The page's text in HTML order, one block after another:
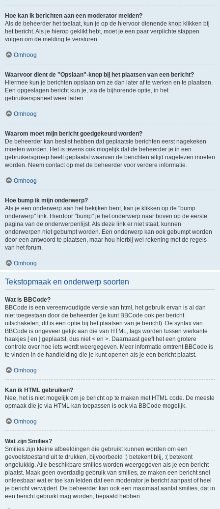
Hoe kan ik berichten aan een moderator melden?
Als de beheerder het toelaat, kun je op de hiervoor dienende knop klikken bij
het bericht. Als je hierop geklikt hebt, moet je een paar verplichte stappen
volgen om de melding te versturen.
Omhoog
Waarvoor dient de "Opslaan"-knop bij het plaatsen van een bericht?
Hiermee kun je berichten opslaan om ze dan later af te werken en te plaatsen.
Een opgeslagen bericht kun je, via de bijhorende optie, in het
gebruikerspaneel weer laden.
Omhoog
Waarom moet mijn bericht goedgekeurd worden?
De beheerder kan beslist hebben dat geplaatste berichten eerst nagekeken
moeten worden. Het is tevens ook mogelijk dat de beheerder je in een
gebruikersgroep heeft geplaatst waarvan de berichten altijd nagelezen moeten
worden. Neem contact op met de beheerder voor verdere informatie.
Omhoog
Hoe bump ik mijn onderwerp?
Als je een onderwerp aan het bekijken bent, kan je klikken op de "bump
onderwerp" link. Hierdoor "bump" je het onderwerp naar boven op de eerste
pagina van de onderwerpenlijst. Als deze link er niet staat, kunnen
onderwerpen niet gebumpt worden. Een onderwerp kan ook gebumpt worden
door een antwoord te plaatsen, maar hou hierbij wel rekening met de regels
van het forum.
Omhoog
Tekstopmaak en onderwerp soorten
Wat is BBCode?
BBCode is een vereenvoudigde versie van html, het gebruik ervan is al dan
niet toegestaan door de beheerder (je kunt BBCode ook per bericht
uitschakelen, dit is een optie bij het plaatsen van je bericht). De syntax van
BBCode is ongeveer gelijk aan die van HTML, tags worden tussen vierkante
haakjes [ en ] geplaatst, dus niet < en >. Daarnaast geeft het een grotere
controle over hoe iets wordt weergegeven. Meer informatie omtrent BBCode is
te vinden in de handleiding die je kunt openen als je een bericht plaatst.
Omhoog
Kan ik HTML gebruiken?
Nee, het is niet mogelijk om je bericht op te maken met HTML code. De meeste
opmaak die je via HTML kan toepassen is ook via BBCode mogelijk.
Omhoog
Wat zijn Smilies?
Smilies zijn kleine afbeeldingen die gebruikt kunnen worden om een
gevoelstoestand uit te drukken, bijvoorbeeld :) betekent blij, :( betekent
ongelukkig. Alle beschikbare smilies worden weergegeven als je een bericht
plaatst. Maak geen overdadig gebruik van smilies, ze maken een bericht snel
onleesbaar wat er toe kan leiden dat een moderator je bericht aanpast of heel
je bericht verwijdert. De beheerder kan ook een maximaal aantal smilies, dat in
een bericht gebruikt mag worden, bepaald hebben.